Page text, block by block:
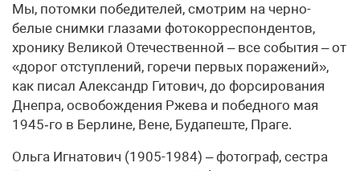
Мы, потомки победителей, смотрим на черно-
белые снимки глазами фотокорреспондентов,
хронику Великой Отечественной – все события – от
«дорог отступлений, горечи первых поражений»,
как писал Александр Гитович, до форсирования
Днепра, освобождения Ржева и победного мая
1945‑го в Берлине, Вене, Будапеште, Праге.
Ольга Игнатович (1905-1984) – фотограф, сестра